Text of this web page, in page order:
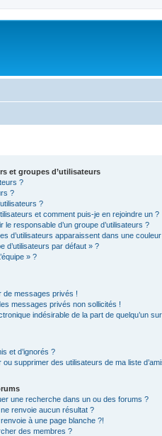
et groupes d’utilisateurs
?
?
?
et comment puis-je en rejoindre un ?
le responsable d’un groupe d’utilisateurs ?
d’utilisateurs apparaissent dans une
d’utilisateurs par défaut » ?
» ?
de messages privés !
messages privés non sollicités !
indésirable de la part de quelqu’un
et d’ignorés ?
supprimer des utilisateurs de ma liste
une recherche dans un ou des forums ?
renvoie aucun résultat ?
à une page blanche ?!
des membres ?